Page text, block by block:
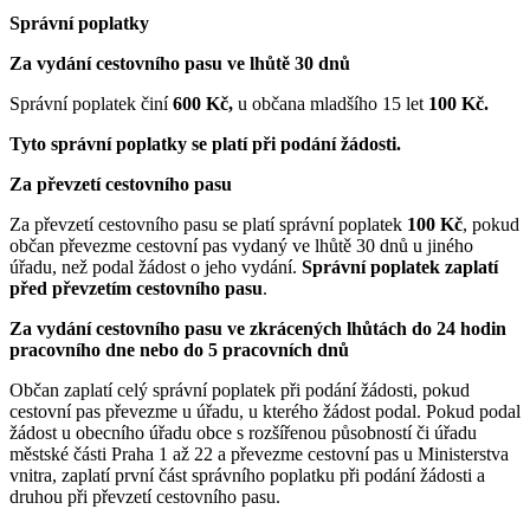
Správní poplatky
Za vydání cestovního pasu ve lhůtě 30 dnů
Správní poplatek činí600 Kč, u občana mladšího 15 let 100 Kč.
Tyto správní poplatky se platí při podání žádosti.
Za převzetí cestovního pasu
Za převzetí cestovního pasu se platí správní poplatek 100 Kč, pokud
občan převezme cestovní pas vydaný ve lhůtě 30 dnů u jiného
úřadu, než podal žádost o jeho vydání. Správní poplatek zaplatí
před převzetím cestovního pasu.
Za vydání cestovního pasu ve zkrácených lhůtách do 24 hodin
pracovního dne nebo do 5 pracovních dnů
Občan zaplatí celý správní poplatek při podání žádosti, pokud
cestovní pas převezme u úřadu, u kterého žádost podal. Pokud podal
žádost u obecního úřadu obce s rozšířenou působností či úřadu
městské části Praha 1 až 22 a převezme cestovní pas u Ministerstva
vnitra, zaplatí první část správního poplatku při podání žádosti a
druhou při převzetí cestovního pasu.